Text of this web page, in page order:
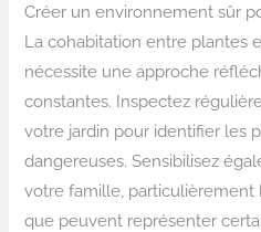
Créer un environnement sûr
La cohabitation entre plantes
nécessite une approche
constantes. Inspectez
votre jardin pour identifier les
dangereuses. Sensibilisez
votre famille, particulièrement
que peuvent représenter